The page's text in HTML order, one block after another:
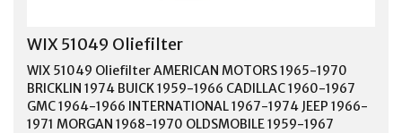
WIX 51049 Oliefilter
WIX 51049 Oliefilter AMERICAN MOTORS 1965-1970
BRICKLIN 1974 BUICK 1959-1966 CADILLAC 1960-1967
GMC 1964-1966 INTERNATIONAL 1967-1974 JEEP 1966-
1971 MORGAN 1968-1970 OLDSMOBILE 1959-1967